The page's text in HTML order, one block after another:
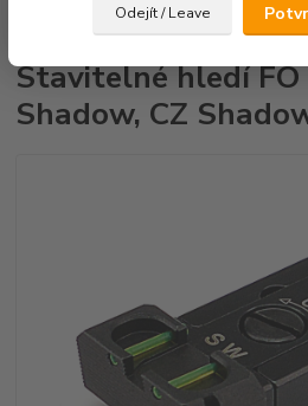
Odejít / Leave
Stavitelné hledí FO CZ 75
Stavitelné hledí FO
Shadow, CZ